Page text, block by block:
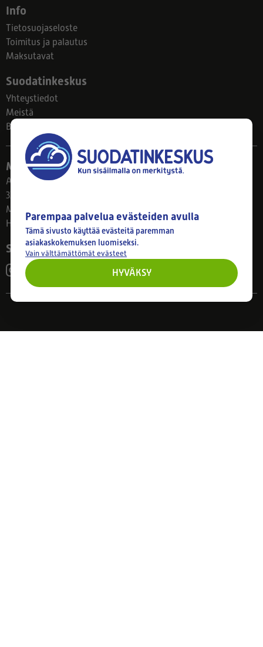
Info
Tietosuojaseloste
Toimitus ja palautus
Maksutavat
Suodatinkeskus
Yhteystiedot
Meistä
Blogi
Myymälä
Ahlmanintie 61
33800 Tampere
Ma–Pe 8–17
Huom! Myymälän poikkeusaukiolot: 27.7.-21.8. klo 8-16
Seuraa meitä
Parempaa palvelua evästeiden avulla
Tämä sivusto käyttää evästeitä paremman
asiakaskokemuksen luomiseksi.
Vain välttämättömät evästeet
HYVÄKSY